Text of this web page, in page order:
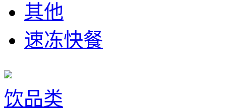
其他
速冻快餐
饮品类